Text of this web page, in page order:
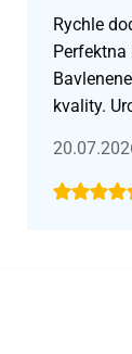
Rychle
kvality.